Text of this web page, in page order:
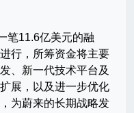
笔11.6亿美元的融
行，所筹资金将主要
、新一代技术平台及
展，以及进一步优化
为蔚来的长期战略发